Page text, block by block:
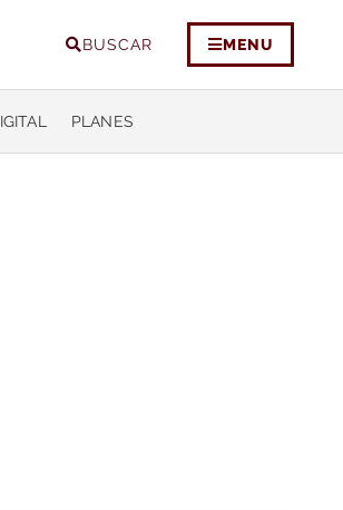
BUSCAR MENU
PLANES